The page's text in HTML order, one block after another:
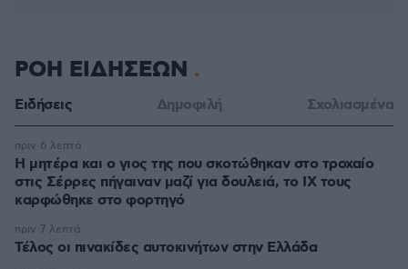
ΡΟΗ ΕΙΔΗΣΕΩΝ
Ειδήσεις Δημοφιλή Σχολιασμένα
Η μητέρα και ο γιος της που σκοτώθηκαν στο τροχαίο
στις Σέρρες πήγαιναν μαζί για δουλειά, το ΙΧ τους
καρφώθηκε στο φορτηγό
πριν 6 λεπτά
Τέλος οι πινακίδες αυτοκινήτων στην Ελλάδα
πριν 7 λεπτά